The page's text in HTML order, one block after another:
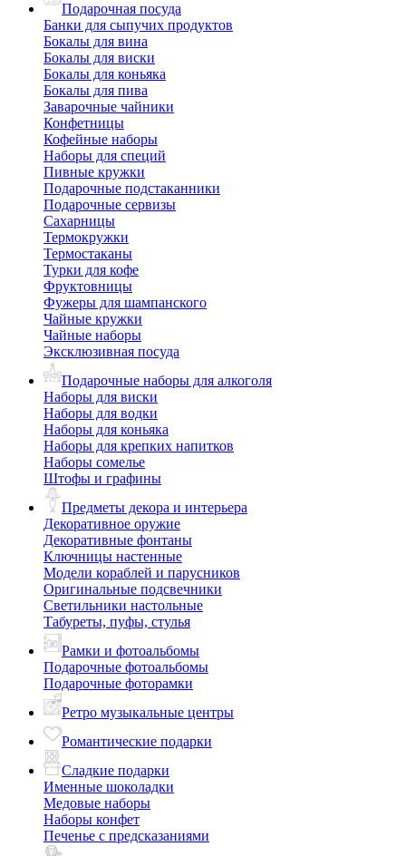
Подарочная посуда
Банки для сыпучих продуктов
Бокалы для вина
Бокалы для виски
Бокалы для коньяка
Бокалы для пива
Заварочные чайники
Конфетницы
Кофейные наборы
Наборы для специй
Пивные кружки
Подарочные подстаканники
Подарочные сервизы
Сахарницы
Термокружки
Термостаканы
Турки для кофе
Фруктовницы
Фужеры для шампанского
Чайные кружки
Чайные наборы
Эксклюзивная посуда
Подарочные наборы для алкоголя
Наборы для виски
Наборы для водки
Наборы для коньяка
Наборы для крепких напитков
Наборы сомелье
Штофы и графины
Предметы декора и интерьера
Декоративное оружие
Декоративные фонтаны
Ключницы настенные
Модели кораблей и парусников
Оригинальные подсвечники
Светильники настольные
Табуреты, пуфы, стулья
Рамки и фотоальбомы
Подарочные фотоальбомы
Подарочные фоторамки
Ретро музыкальные центры
Романтические подарки
Сладкие подарки
Именные шоколадки
Медовые наборы
Наборы конфет
Печенье с предсказаниями